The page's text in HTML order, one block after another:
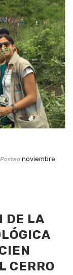
Posted noviembre
DE LA
CERRO